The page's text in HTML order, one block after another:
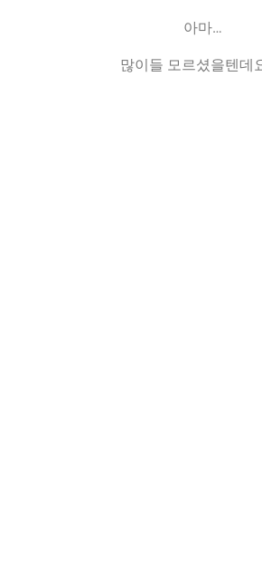
아마…
많이들 모르셨을텐데